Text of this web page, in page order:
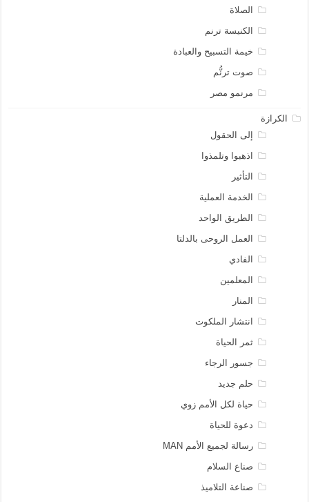
الصلاة
الكنيسة ترنم
خيمة التسبيح والعبادة
صوت ترنُّم
مرنمو مصر
الكرازة
إلى الحقول
اذهبوا وتلمذوا
التأثير
الخدمة العملية
الطريق الواحد
العمل الروحى بالدلتا
الفادي
المعلمين
المنار
انتشار الملكوت
ثمر الحياة
جسور الرجاء
حلم جديد
حياة لكل الأمم زوي
دعوة للحياة
رسالة لجميع الأمم MAN
صناع السلام
صناعة التلاميذ